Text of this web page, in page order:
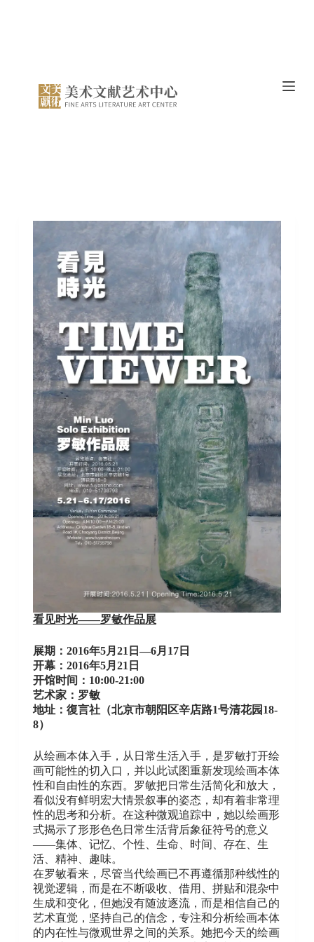
看见时光——罗敏作品展
展期：2016年5月21日—6月17日
开幕：2016年5月21日
开馆时间：10:00-21:00
艺术家：罗敏
地址：復言社（北京市朝阳区辛店路1号清花园18-
8）
从绘画本体入手，从日常生活入手，是罗敏打开绘
画可能性的切入口，并以此试图重新发现绘画本体
性和自由性的东西。罗敏把日常生活简化和放大，
看似没有鲜明宏大情景叙事的姿态，却有着非常理
性的思考和分析。在这种微观追踪中，她以绘画形
式揭示了形形色色日常生活背后象征符号的意义
——集体、记忆、个性、生命、时间、存在、生
活、精神、趣味。
在罗敏看来，尽管当代绘画已不再遵循那种线性的
视觉逻辑，而是在不断吸收、借用、拼贴和混杂中
生成和变化，但她没有随波逐流，而是相信自己的
艺术直觉，坚持自己的信念，专注和分析绘画本体
的内在性与微观世界之间的关系。她把今天的绘画